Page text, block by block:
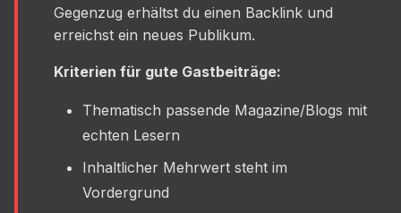
Gegenzug erhältst du einen Backlink und
erreichst ein neues Publikum.
Kriterien für gute Gastbeiträge:
Thematisch passende Magazine/Blogs mit
echten Lesern
Inhaltlicher Mehrwert steht im
Vordergrund